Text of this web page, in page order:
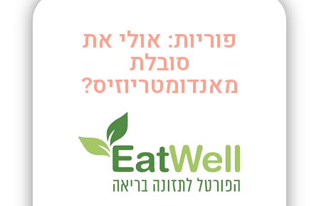
פוריות: אולי את
סובלת
מאנדומטריוזיס?